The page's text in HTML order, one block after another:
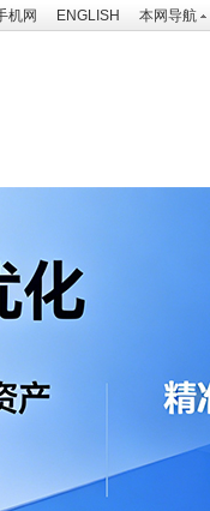
机网 ENGLISH 本网导航